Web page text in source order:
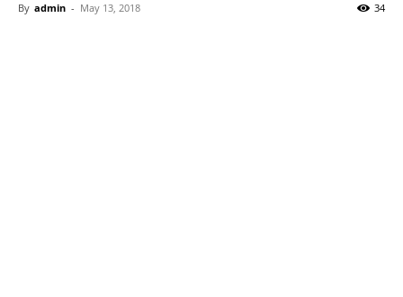
By admin - May 13, 2018 34